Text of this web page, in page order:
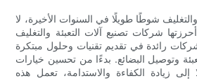
شوطًا طويلًا في السنوات الأخيرة، لا
شركات تصنيع آلات التعبئة والتغليف
رائدة في تقديم تقنيات وحلول مبتكرة
وتوصيل البضائع. بدءًا من تحسين خيارات
إلى زيادة الكفاءة والاستدامة، تعمل هذه